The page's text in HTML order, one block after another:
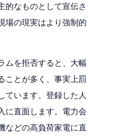
的なものとして宣伝さ
場の現実はより強制的
ムを拒否すると、大幅
ことが多く、事実上罰
ています。登録した人
に直面します。電力会
などの高負荷家電に直